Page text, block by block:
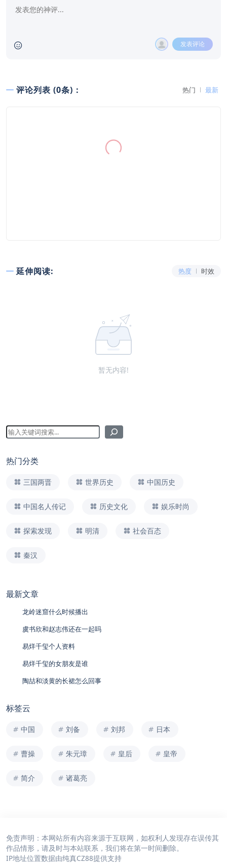
发表评论
评论列表 (0条)： 热门 最新
延伸阅读: 热度 时效
暂无内容!
热门分类
三国两晋 世界历史 中国历史
中国名人传记 历史文化 娱乐时尚
探索发现 明清 社会百态
秦汉
最新文章
龙岭迷窟什么时候播出
虞书欣和赵志伟还在一起吗
易烊千玺个人资料
易烊千玺的女朋友是谁
陶喆和淡黄的长裙怎么回事
标签云
中国 刘备 刘邦 日本
曹操 朱元璋 皇后 皇帝
简介 诸葛亮
免责声明：本网站所有内容来源于互联网，如权利人发现存在误传其
作品情形，请及时与本站联系，我们将在第一时间删除。
IP地址位置数据由纯真CZ88提供支持